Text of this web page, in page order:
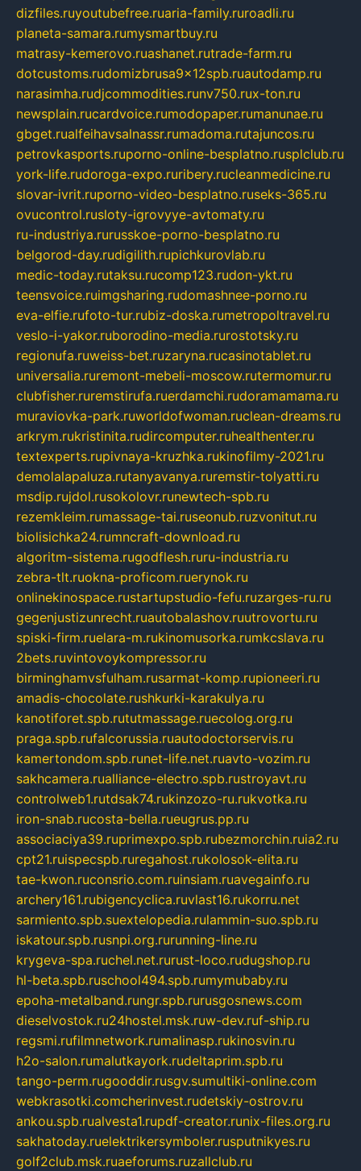
dizfiles.ruyoutubefree.ruaria-family.ruroadli.ru
planeta-samara.rumysmartbuy.ru
matrasy-kemerovo.ruashanet.rutrade-farm.ru
dotcustoms.rudomizbrusa9x12spb.ruautodamp.ru
narasimha.rudjcommodities.runv750.rux-ton.ru
newsplain.rucardvoice.rumodopaper.rumanunae.ru
gbget.rualfeihavsalnassr.rumadoma.rutajuncos.ru
petrovkasports.ruporno-online-besplatno.rusplclub.ru
york-life.rudoroga-expo.ruribery.rucleanmedicine.ru
slovar-ivrit.ruporno-video-besplatno.ruseks-365.ru
ovucontrol.rusloty-igrovyye-avtomaty.ru
ru-industriya.rurusskoe-porno-besplatno.ru
belgorod-day.rudigilith.rupichkurovlab.ru
medic-today.rutaksu.rucomp123.rudon-ykt.ru
teensvoice.ruimgsharing.rudomashnee-porno.ru
eva-elfie.rufoto-tur.rubiz-doska.rumetropoltravel.ru
veslo-i-yakor.ruborodino-media.rurostotsky.ru
regionufa.ruweiss-bet.ruzaryna.rucasinotablet.ru
universalia.ruremont-mebeli-moscow.rutermomur.ru
clubfisher.ruremstirufa.ruerdamchi.rudoramamama.ru
muraviovka-park.ruworldofwoman.ruclean-dreams.ru
arkrym.rukristinita.rudircomputer.ruhealthenter.ru
textexperts.rupivnaya-kruzhka.rukinofilmy-2021.ru
demolalapaluza.rutanyavanya.ruremstir-tolyatti.ru
msdip.rujdol.rusokolovr.runewtech-spb.ru
rezemkleim.rumassage-tai.ruseonub.ruzvonitut.ru
biolisichka24.rumncraft-download.ru
algoritm-sistema.rugodflesh.ruru-industria.ru
zebra-tlt.ruokna-proficom.ruerynok.ru
onlinekinospace.rustartupstudio-fefu.ruzarges-ru.ru
gegenjustizunrecht.ruautobalashov.ruutrovortu.ru
spiski-firm.ruelara-m.rukinomusorka.rumkcslava.ru
2bets.ruvintovoykompressor.ru
birminghamvsfulham.rusarmat-komp.rupioneeri.ru
amadis-chocolate.rushkurki-karakulya.ru
kanotiforet.spb.rututmassage.ruecolog.org.ru
praga.spb.rufalcorussia.ruautodoctorservis.ru
kamertondom.spb.runet-life.net.ruavto-vozim.ru
sakhcamera.rualliance-electro.spb.rustroyavt.ru
controlweb1.rutdsak74.rukinzozo-ru.rukvotka.ru
iron-snab.rucosta-bella.rueugrus.pp.ru
associaciya39.ruprimexpo.spb.rubezmorchin.ruia2.ru
cpt21.ruispecspb.ruregahost.rukolosok-elita.ru
tae-kwon.ruconsrio.com.ruinsiam.ruavegainfo.ru
archery161.rubigencyclica.ruvlast16.rukorru.net
sarmiento.spb.suextelopedia.rulammin-suo.spb.ru
iskatour.spb.rusnpi.org.rurunning-line.ru
krygeva-spa.ruchel.net.rurust-loco.rudugshop.ru
hl-beta.spb.ruschool494.spb.rumymubaby.ru
epoha-metalband.rungr.spb.rurusgosnews.com
dieselvostok.ru24hostel.msk.ruw-dev.ruf-ship.ru
regsmi.rufilmnetwork.rumalinasp.rukinosvin.ru
h2o-salon.rumalutkayork.rudeltaprim.spb.ru
tango-perm.rugooddir.rusgv.sumultiki-online.com
webkrasotki.comcherinvest.rudetskiy-ostrov.ru
ankou.spb.rualvesta1.rupdf-creator.runix-files.org.ru
sakhatoday.ruelektrikersymboler.rusputnikyes.ru
golf2club.msk.ruaeforums.ruzallclub.ru